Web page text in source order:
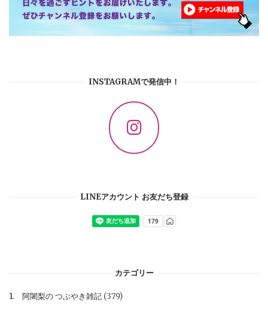
INSTAGRAMで発信中！
LINEアカウント お友だち登録
カテゴリー
1. 阿闍梨の つぶやき雑記 (379)